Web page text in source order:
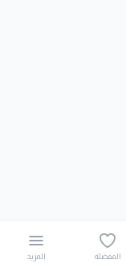
المفضلة المزيد